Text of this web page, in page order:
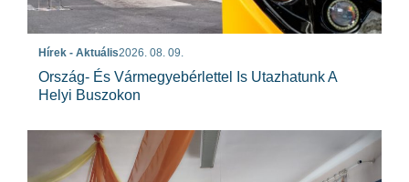
Hírek - Aktuális2026. 08. 09.
Ország- És Vármegyebérlettel Is Utazhatunk A
Helyi Buszokon